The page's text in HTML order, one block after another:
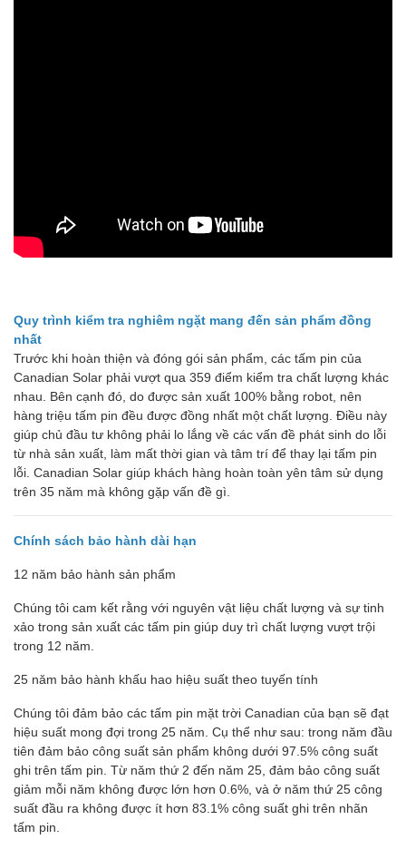
Quy trình kiểm tra nghiêm ngặt mang đến sản phẩm đồng
nhất
Trước khi hoàn thiện và đóng gói sản phẩm, các tấm pin của
Canadian Solar phải vượt qua 359 điểm kiểm tra chất lượng khác
nhau. Bên cạnh đó, do được sản xuất 100% bằng robot, nên
hàng triệu tấm pin đều được đồng nhất một chất lượng. Điều này
giúp chủ đầu tư không phải lo lắng về các vấn đề phát sinh do lỗi
từ nhà sản xuất, làm mất thời gian và tâm trí để thay lại tấm pin
lỗi. Canadian Solar giúp khách hàng hoàn toàn yên tâm sử dụng
trên 35 năm mà không gặp vấn đề gì.
Chính sách bảo hành dài hạn
12 năm bảo hành sản phẩm
Chúng tôi cam kết rằng với nguyên vật liệu chất lượng và sự tinh
xảo trong sản xuất các tấm pin giúp duy trì chất lượng vượt trội
trong 12 năm.
25 năm bảo hành khấu hao hiệu suất theo tuyến tính
Chúng tôi đảm bảo các tấm pin mặt trời Canadian của bạn sẽ đạt
hiệu suất mong đợi trong 25 năm. Cụ thể như sau: trong năm đầu
tiên đảm bảo công suất sản phẩm không dưới 97.5% công suất
ghi trên tấm pin. Từ năm thứ 2 đến năm 25, đảm bảo công suất
giảm mỗi năm không được lớn hơn 0.6%, và ở năm thứ 25 công
suất đầu ra không được ít hơn 83.1% công suất ghi trên nhãn
tấm pin.